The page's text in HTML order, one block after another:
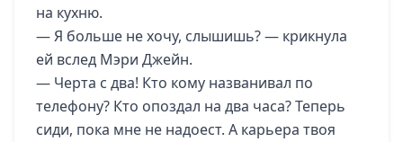
на кухню.
— Я больше не хочу, слышишь? — крикнула
ей вслед Мэри Джейн.
— Черта с два! Кто кому названивал по
телефону? Кто опоздал на два часа? Теперь
сиди, пока мне не надоест. А карьера твоя